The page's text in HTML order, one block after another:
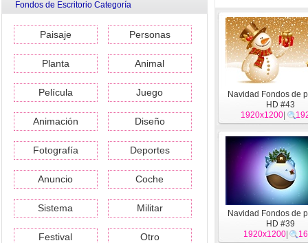
Fondos de Escritorio Categoría
Paisaje Personas
Planta Animal
Película Juego
Animación Diseño
Fotografía Deportes
Anuncio Coche
Sistema Militar
Festival Otro
Navidad Fondos de
HD #43
1920x1200
Navidad Fondos de
HD #39
1920x1200